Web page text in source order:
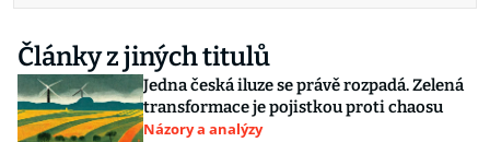
Články z jiných titulů
Jedna česká iluze se právě rozpadá. Zelená
transformace je pojistkou proti chaosu
Názory a analýzy